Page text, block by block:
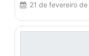
21 de fevereiro